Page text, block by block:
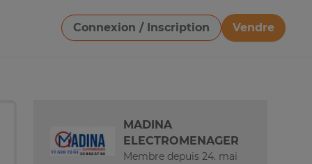
Connexion / Inscription
Vendre
Télécharger une image
MADINA
ELECTROMENAGER
Membre depuis 24. mai